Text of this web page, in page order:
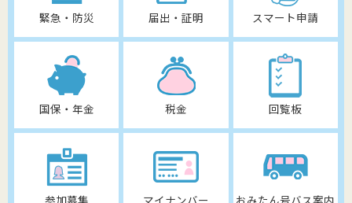
緊急・防災 届出・証明 スマート申請
国保・年金 税金 回覧板